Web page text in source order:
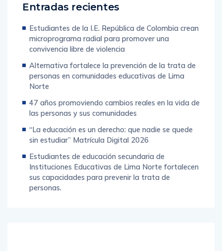
Entradas recientes
Estudiantes de la I.E. República de Colombia crean
microprograma radial para promover una
convivencia libre de violencia
Alternativa fortalece la prevención de la trata de
personas en comunidades educativas de Lima
Norte
47 años promoviendo cambios reales en la vida de
las personas y sus comunidades
“La educación es un derecho: que nadie se quede
sin estudiar” Matrícula Digital 2026
Estudiantes de educación secundaria de
Instituciones Educativas de Lima Norte fortalecen
sus capacidades para prevenir la trata de
personas.